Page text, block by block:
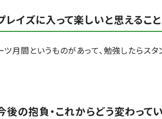
レイズに入って楽しいと思えるこ
ツ月間というものがあって、勉強したらス
後の抱負・これからどう変わって